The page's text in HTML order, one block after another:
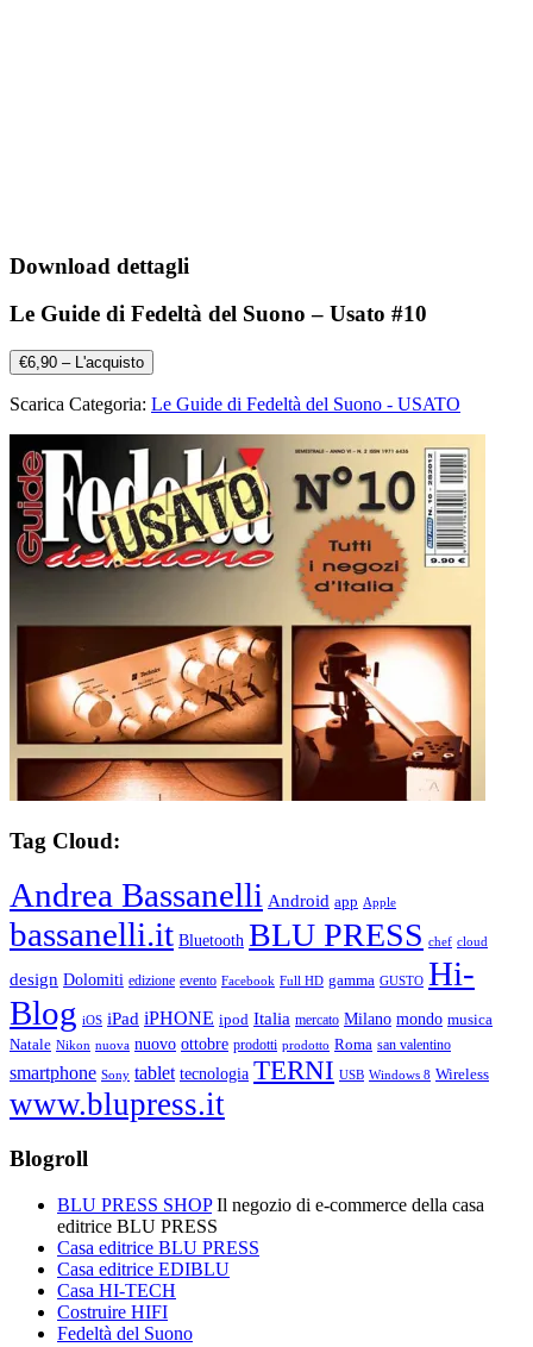
Download dettagli
Le Guide di Fedeltà del Suono – Usato #10
€6,90 – L'acquisto
Scarica Categoria: Le Guide di Fedeltà del Suono - USATO
Tag Cloud:
Andrea Bassanelli Android app Apple
bassanelli.it Bluetooth BLU PRESS chef cloud
design Dolomiti edizione evento Facebook Full HD gamma GUSTO Hi-
Blog iOS iPad iPHONE ipod Italia mercato Milano mondo musica
Natale Nikon nuova nuovo ottobre prodotti prodotto Roma san valentino
smartphone Sony tablet tecnologia TERNI USB Windows 8 Wireless
www.blupress.it
Blogroll
BLU PRESS SHOPIl negozio di e-commerce della casa
editrice BLU PRESS
Casa editrice BLU PRESS
Casa editrice EDIBLU
Casa HI-TECH
Costruire HIFI
Fedeltà del Suono